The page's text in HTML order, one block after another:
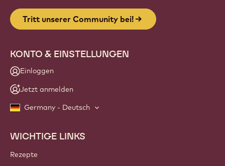
Tritt unserer Community bei!
KONTO & EINSTELLUNGEN
Einloggen
Jetzt anmelden
Germany - Deutsch
Footer
Callebaut
WICHTIGE LINKS
Rezepte